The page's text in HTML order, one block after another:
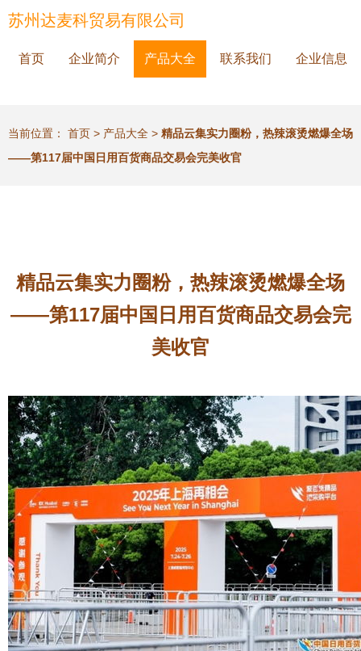
苏州达麦科贸易有限公司
首页 企业简介 产品大全 联系我们 企业信息
当前位置： 首页 > 产品大全 > 精品云集实力圈粉，热辣滚烫燃爆全场
——第117届中国日用百货商品交易会完美收官
精品云集实力圈粉，热辣滚烫燃爆全场
——第117届中国日用百货商品交易会完
美收官